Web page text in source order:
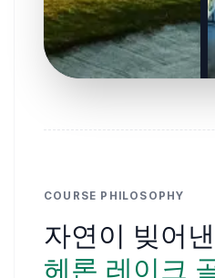
COURSE PHILOSOPHY
자연이 빚어
헤론 레이크